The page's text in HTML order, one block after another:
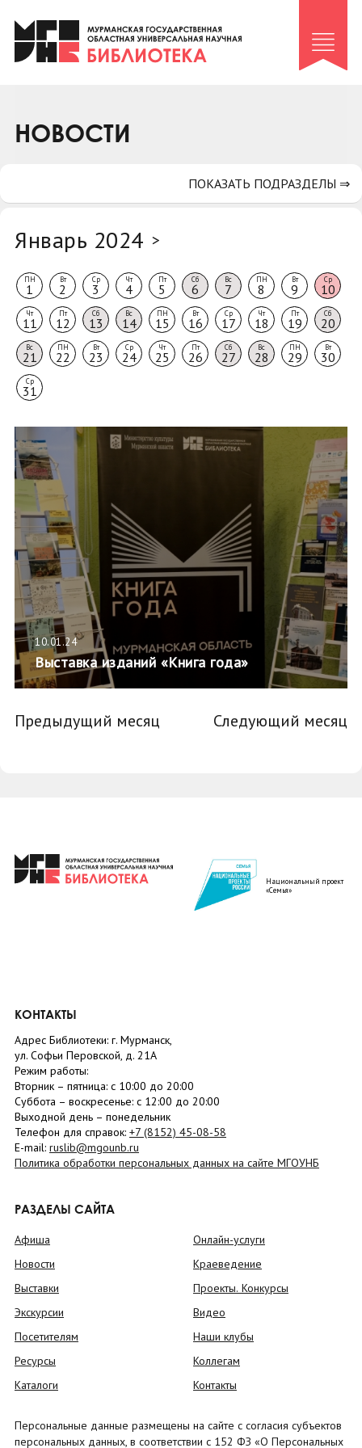
Клуб «Гиря и сельдерей»
Клуб «Семейный архив»
Коллегам
НОВОСТИ
Январь 2024 >
ПН
1
Вт
2
Ср
3
Чт
4
Пт
5
Сб
6
Вс
7
ПН
8
Вт
9
Ср
10
Чт
11
Пт
12
Сб
13
Вс
14
ПН
15
Вт
16
Ср
17
Чт
18
Пт
19
Сб
20
Вс
21
ПН
22
Вт
23
Ср
24
Чт
25
Пт
26
Сб
27
Вс
28
ПН
29
Вт
30
Ср
31
10.01.24
Выставка изданий «Книга года»
Предыдущий месяц Следующий месяц
ПОКАЗАТЬ ПОДРАЗДЕЛЫ ⇒
Национальный проект
«Семья»
КОНТАКТЫ
Адрес Библиотеки: г. Мурманск,
ул. Софьи Перовской, д. 21А
Режим работы:
Вторник – пятница: с 10:00 до 20:00
Суббота – воскресенье: c 12:00 до 20:00
Выходной день – понедельник
Телефон для справок: +7 (8152) 45-08-58
E-mail: ruslib@mgounb.ru
Политика обработки персональных данных на сайте МГОУНБ
РАЗДЕЛЫ САЙТА
Афиша
Новости
Выставки
Экскурсии
Посетителям
Ресурсы
Каталоги
Онлайн-услуги
Краеведение
Проекты. Конкурсы
Видео
Наши клубы
Коллегам
Контакты
Персональные данные размещены на сайте с согласия субъектов
персональных данных, в соответствии с 152 ФЗ «О Персональных